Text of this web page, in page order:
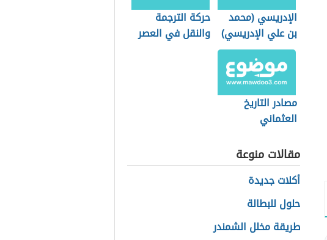
الإدريسي (محمد
بن علي الإدريسي)
حركة الترجمة
والنقل في العصر
مصادر التاريخ
العثماني
مقالات منوعة
أكلات جديدة
حلول للبطالة
طريقة مخلل الشمندر